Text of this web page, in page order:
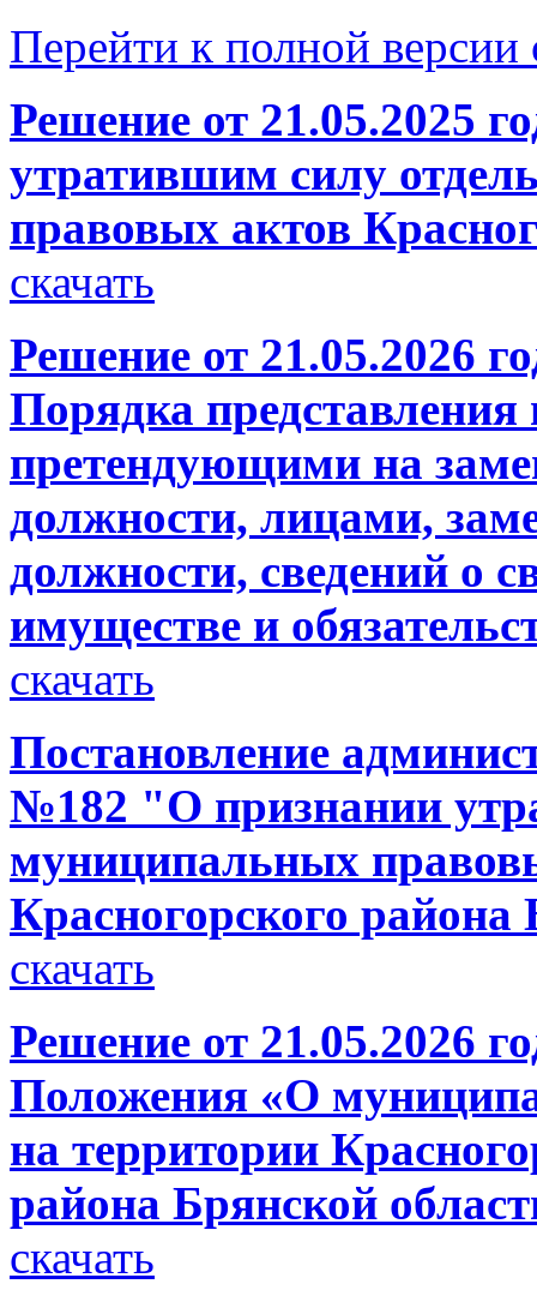
Перейти к полной версии
Решение от 21.05.2025
утратившим силу
правовых актов
скачать
Решение от 21.05.2026
Порядка
претендующими на
должности, лицами,
должности, сведений о
имуществе и
скачать
Постановление
№182 "О признании
муниципальных
Красногорского
скачать
Решение от 21.05.2026
Положения «О
на территории
района Брянской
скачать